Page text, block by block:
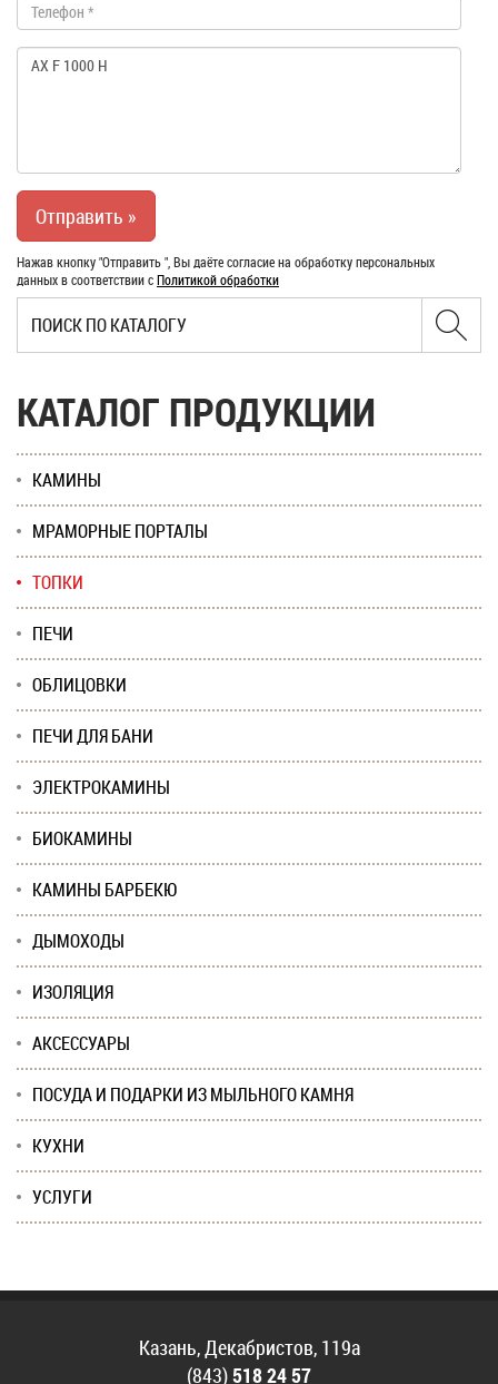
Нажав кнопку "Отправить ", Вы даёте согласие на обработку персональных
данных в соответствии сПолитикой обработки
КАТАЛОГ ПРОДУКЦИИ
КАМИНЫ
МРАМОРНЫЕ ПОРТАЛЫ
ТОПКИ
ПЕЧИ
ОБЛИЦОВКИ
ПЕЧИ ДЛЯ БАНИ
ЭЛЕКТРОКАМИНЫ
БИОКАМИНЫ
КАМИНЫ БАРБЕКЮ
ДЫМОХОДЫ
ИЗОЛЯЦИЯ
АКСЕССУАРЫ
ПОСУДА И ПОДАРКИ ИЗ МЫЛЬНОГО КАМНЯ
КУХНИ
УСЛУГИ
Казань, Декабристов, 119а
(843)518 24 57